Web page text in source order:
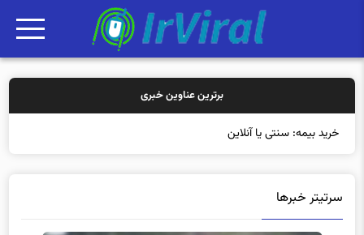
برترین عناوین خبری
خرید بیمه: سنتی یا آنلاین؟ کدامیک ت
سرتیتر خبرها